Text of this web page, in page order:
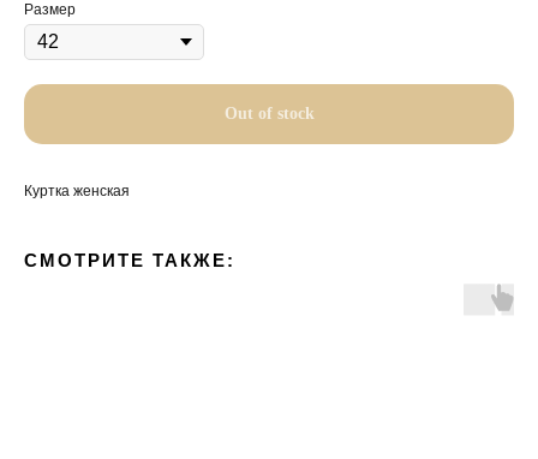
Размер
Out of stock
Куртка женская
СМОТРИТЕ ТАКЖЕ: